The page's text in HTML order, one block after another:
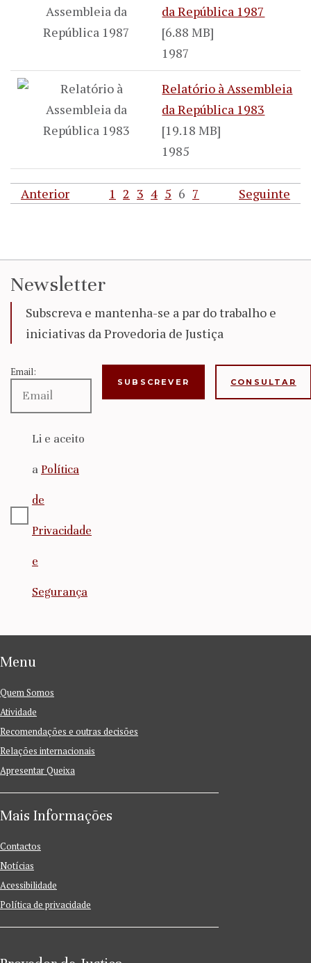
da República 1987
[6.88 MB]
1987
Relatório à Assembleia
da República 1983
[19.18 MB]
1985
Anterior 1 2 3 4 5 6 7 Seguinte
Newsletter
Subscreva e mantenha-se a par do trabalho e
iniciativas da Provedoria de Justiça
Email:
Li e aceito
a Política
de
Privacidade
e
Segurança
CONSULTAR
Menu
Quem Somos
Atividade
Recomendações e outras decisões
Relações internacionais
Apresentar Queixa
Mais Informações
Contactos
Notícias
Acessibilidade
Política de privacidade